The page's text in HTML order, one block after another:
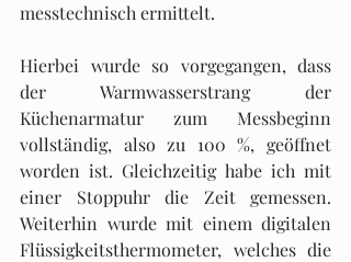
messtechnisch ermittelt.
Hierbei wurde so vorgegangen, dass
der Warmwasserstrang der
Küchenarmatur zum Messbeginn
vollständig, also zu 100 %, geöffnet
worden ist. Gleichzeitig habe ich mit
einer Stoppuhr die Zeit gemessen.
Weiterhin wurde mit einem digitalen
Flüssigkeitsthermometer, welches die